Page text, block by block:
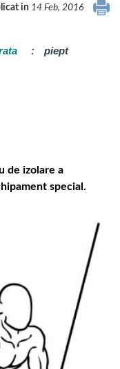
in 14 Feb, 2016
:
piept
de izolare a
special.